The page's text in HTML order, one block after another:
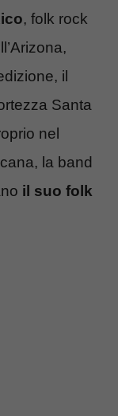
, folk rock
il
Santa
nel
la band
il suo folk